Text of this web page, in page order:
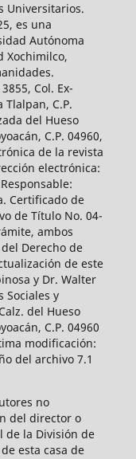
Universitarios.
es una
Autónoma
Xochimilco,
Col. Ex-
Tlalpan, C.P.
del Hueso
C.P. 04960,
de la revista
electrónica:
Certificado de
de Título No. 04-
ambos
Derecho de
de este
y Dr. Walter
Sociales y
del Hueso
C.P. 04960
modificación:
del archivo 7.1
no
del director o
de la División de
esta casa de